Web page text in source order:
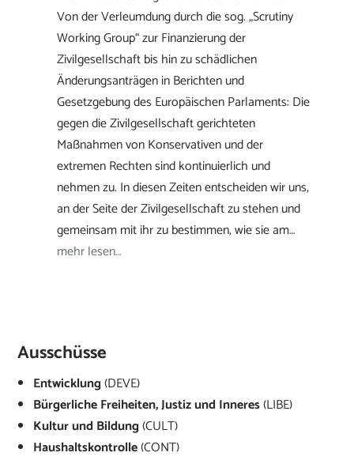
Von der Verleumdung durch die sog. „Scrutiny
Working Group“ zur Finanzierung der
Zivilgesellschaft bis hin zu schädlichen
Änderungsanträgen in Berichten und
Gesetzgebung des Europäischen Parlaments: Die
gegen die Zivilgesellschaft gerichteten
Maßnahmen von Konservativen und der
extremen Rechten sind kontinuierlich und
nehmen zu. In diesen Zeiten entscheiden wir uns,
an der Seite der Zivilgesellschaft zu stehen und
gemeinsam mit ihr zu bestimmen, wie sie am…
mehr lesen…
Ausschüsse
Entwicklung(DEVE)
Bürgerliche Freiheiten, Justiz und Inneres(LIBE)
Kultur und Bildung(CULT)
Haushaltskontrolle(CONT)